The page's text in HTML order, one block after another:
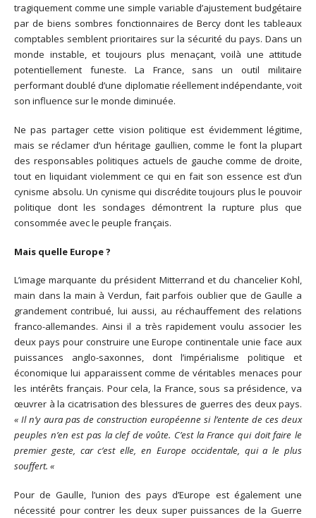
tragiquement comme une simple variable d’ajustement budgétaire
par de biens sombres fonctionnaires de Bercy dont les tableaux
comptables semblent prioritaires sur la sécurité du pays. Dans un
monde instable, et toujours plus menaçant, voilà une attitude
potentiellement funeste. La France, sans un outil militaire
performant doublé d’une diplomatie réellement indépendante, voit
son influence sur le monde diminuée.
Ne pas partager cette vision politique est évidemment légitime,
mais se réclamer d’un héritage gaullien, comme le font la plupart
des responsables politiques actuels de gauche comme de droite,
tout en liquidant violemment ce qui en fait son essence est d’un
cynisme absolu. Un cynisme qui discrédite toujours plus le pouvoir
politique dont les sondages démontrent la rupture plus que
consommée avec le peuple français.
Mais quelle Europe ?
L’image marquante du président Mitterrand et du chancelier Kohl,
main dans la main à Verdun, fait parfois oublier que de Gaulle a
grandement contribué, lui aussi, au réchauffement des relations
franco-allemandes. Ainsi il a très rapidement voulu associer les
deux pays pour construire une Europe continentale unie face aux
puissances anglo-saxonnes, dont l’impérialisme politique et
économique lui apparaissent comme de véritables menaces pour
les intérêts français. Pour cela, la France, sous sa présidence, va
œuvrer à la cicatrisation des blessures de guerres des deux pays.
« Il n’y aura pas de construction européenne si l’entente de ces deux
peuples n’en est pas la clef de voûte. C’est la France qui doit faire le
premier geste, car c’est elle, en Europe occidentale, qui a le plus
souffert. «
Pour de Gaulle, l’union des pays d’Europe est également une
nécessité pour contrer les deux super puissances de la Guerre